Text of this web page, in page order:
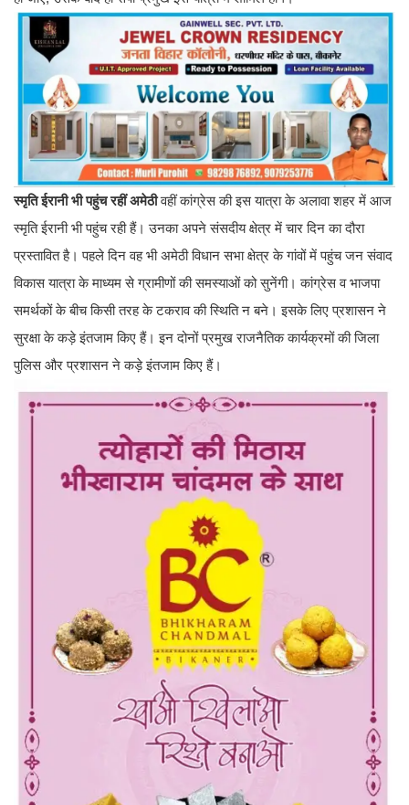
स्मृति ईरानी भी पहुंच रहीं अमेठीवहीं कांग्रेस की इस यात्रा के अलावा शहर में आज
स्मृति ईरानी भी पहुंच रही हैं। उनका अपने संसदीय क्षेत्र में चार दिन का दौरा
प्रस्तावित है। पहले दिन वह भी अमेठी विधान सभा क्षेत्र के गांवों में पहुंच जन संवाद
विकास यात्रा के माध्यम से ग्रामीणों की समस्याओं को सुनेंगी। कांग्रेस व भाजपा
समर्थकों के बीच किसी तरह के टकराव की स्थिति न बने। इसके लिए प्रशासन ने
सुरक्षा के कड़े इंतजाम किए हैं। इन दोनों प्रमुख राजनैतिक कार्यक्रमों की जिला
पुलिस और प्रशासन ने कड़े इंतजाम किए हैं।